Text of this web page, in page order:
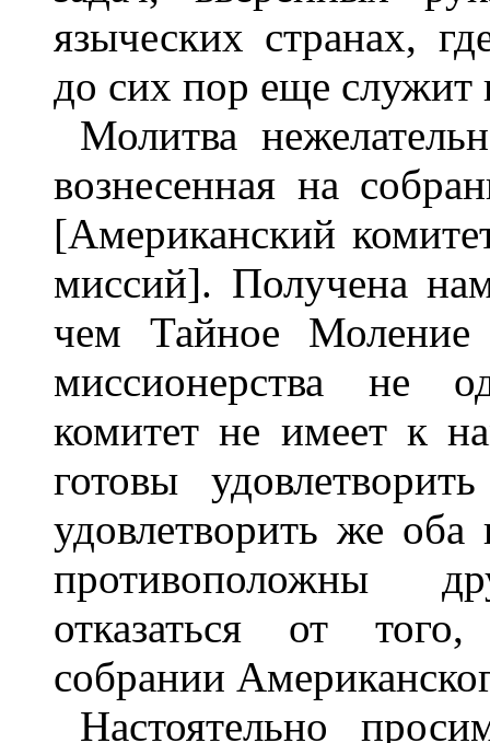
языческих странах,
до сих пор еще
Молитва
вознесенная на
[Американский
миссий]. Получена
чем Тайное
миссионерства не
комитет не имеет к
готовы
удовлетворить же
противоположны
отказаться от
собрании
Настоятельно